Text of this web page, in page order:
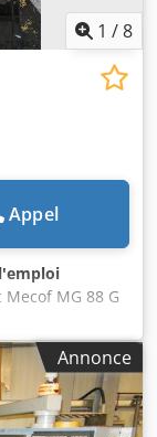
1 /8
Appel
MG 88 G
Afxjr Course X :
mm
Annonce